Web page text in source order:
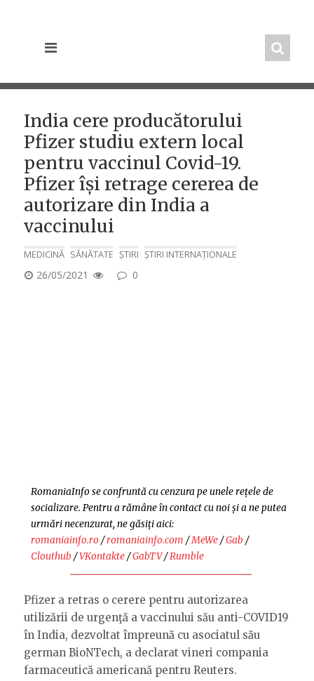
India cere producătorului
Pfizer studiu extern local
pentru vaccinul Covid-19.
Pfizer își retrage cererea de
autorizare din India a
vaccinului
MEDICINĂ SĂNĂTATE ȘTIRI ȘTIRI INTERNAȚIONALE
POSTED
26/05/2021 0
RomaniaInfo se confruntă cu cenzura pe unele rețele de
socializare. Pentru a rămâne în contact cu noi și a ne putea
urmări necenzurat, ne găsiți aici:
romaniainfo.ro/romaniainfo.com /MeWe/Gab /
Clouthub /VKontakte/GabTV/Rumble
Pfizer a retras o cerere pentru autorizarea
utilizării de urgenţă a vaccinului său anti-COVID19
în India, dezvoltat împreună cu asociatul său
german BioNTech, a declarat vineri compania
farmaceutică americană pentru Reuters.